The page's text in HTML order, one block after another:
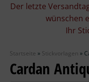
Mill Hill Beads
Wolle
Der letzte
wünschen
Ihr
Startseite » Stickvorlagen »
Cardan